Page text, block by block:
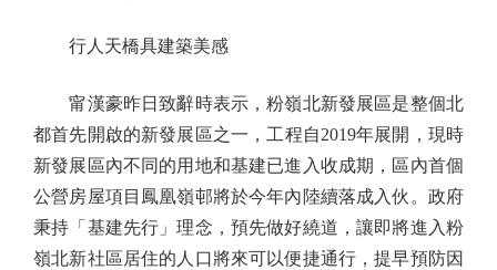
行人天橋具建築美感
甯漢豪昨日致辭時表示，粉嶺北新發展區是整個北
都首先開啟的新發展區之一，工程自2019年展開，現時
新發展區內不同的用地和基建已進入收成期，區內首個
公營房屋項目鳳凰嶺邨將於今年內陸續落成入伙。政府
秉持「基建先行」理念，預先做好繞道，讓即將進入粉
嶺北新社區居住的人口將來可以便捷通行，提早預防因